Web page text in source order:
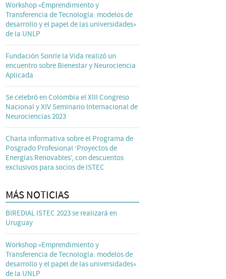
Workshop «Emprendimiento y
Transferencia de Tecnología: modelos de
desarrollo y el papel de las universidades»
de la UNLP
Fundación Sonríe la Vida realizó un
encuentro sobre Bienestar y Neurociencia
Aplicada
Se celebró en Colombia el XIII Congreso
Nacional y XIV Seminario Internacional de
Neurociencias 2023
Charla informativa sobre el Programa de
Posgrado Profesional ‘Proyectos de
Energías Renovables’, con descuentos
exclusivos para socios de ISTEC
MÁS NOTICIAS
BIREDIAL ISTEC 2023 se realizará en
Uruguay
Workshop «Emprendimiento y
Transferencia de Tecnología: modelos de
desarrollo y el papel de las universidades»
de la UNLP